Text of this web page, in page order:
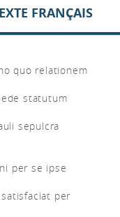
FRANÇAIS
quo relationem
statutum
sepulcra
per se ipse
per